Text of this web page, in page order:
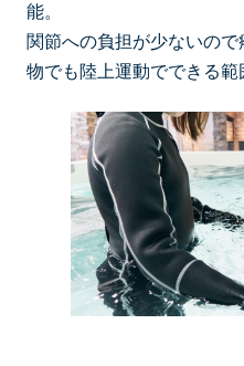
能。
関節への負担が少ないの
物でも陸上運動でできる範